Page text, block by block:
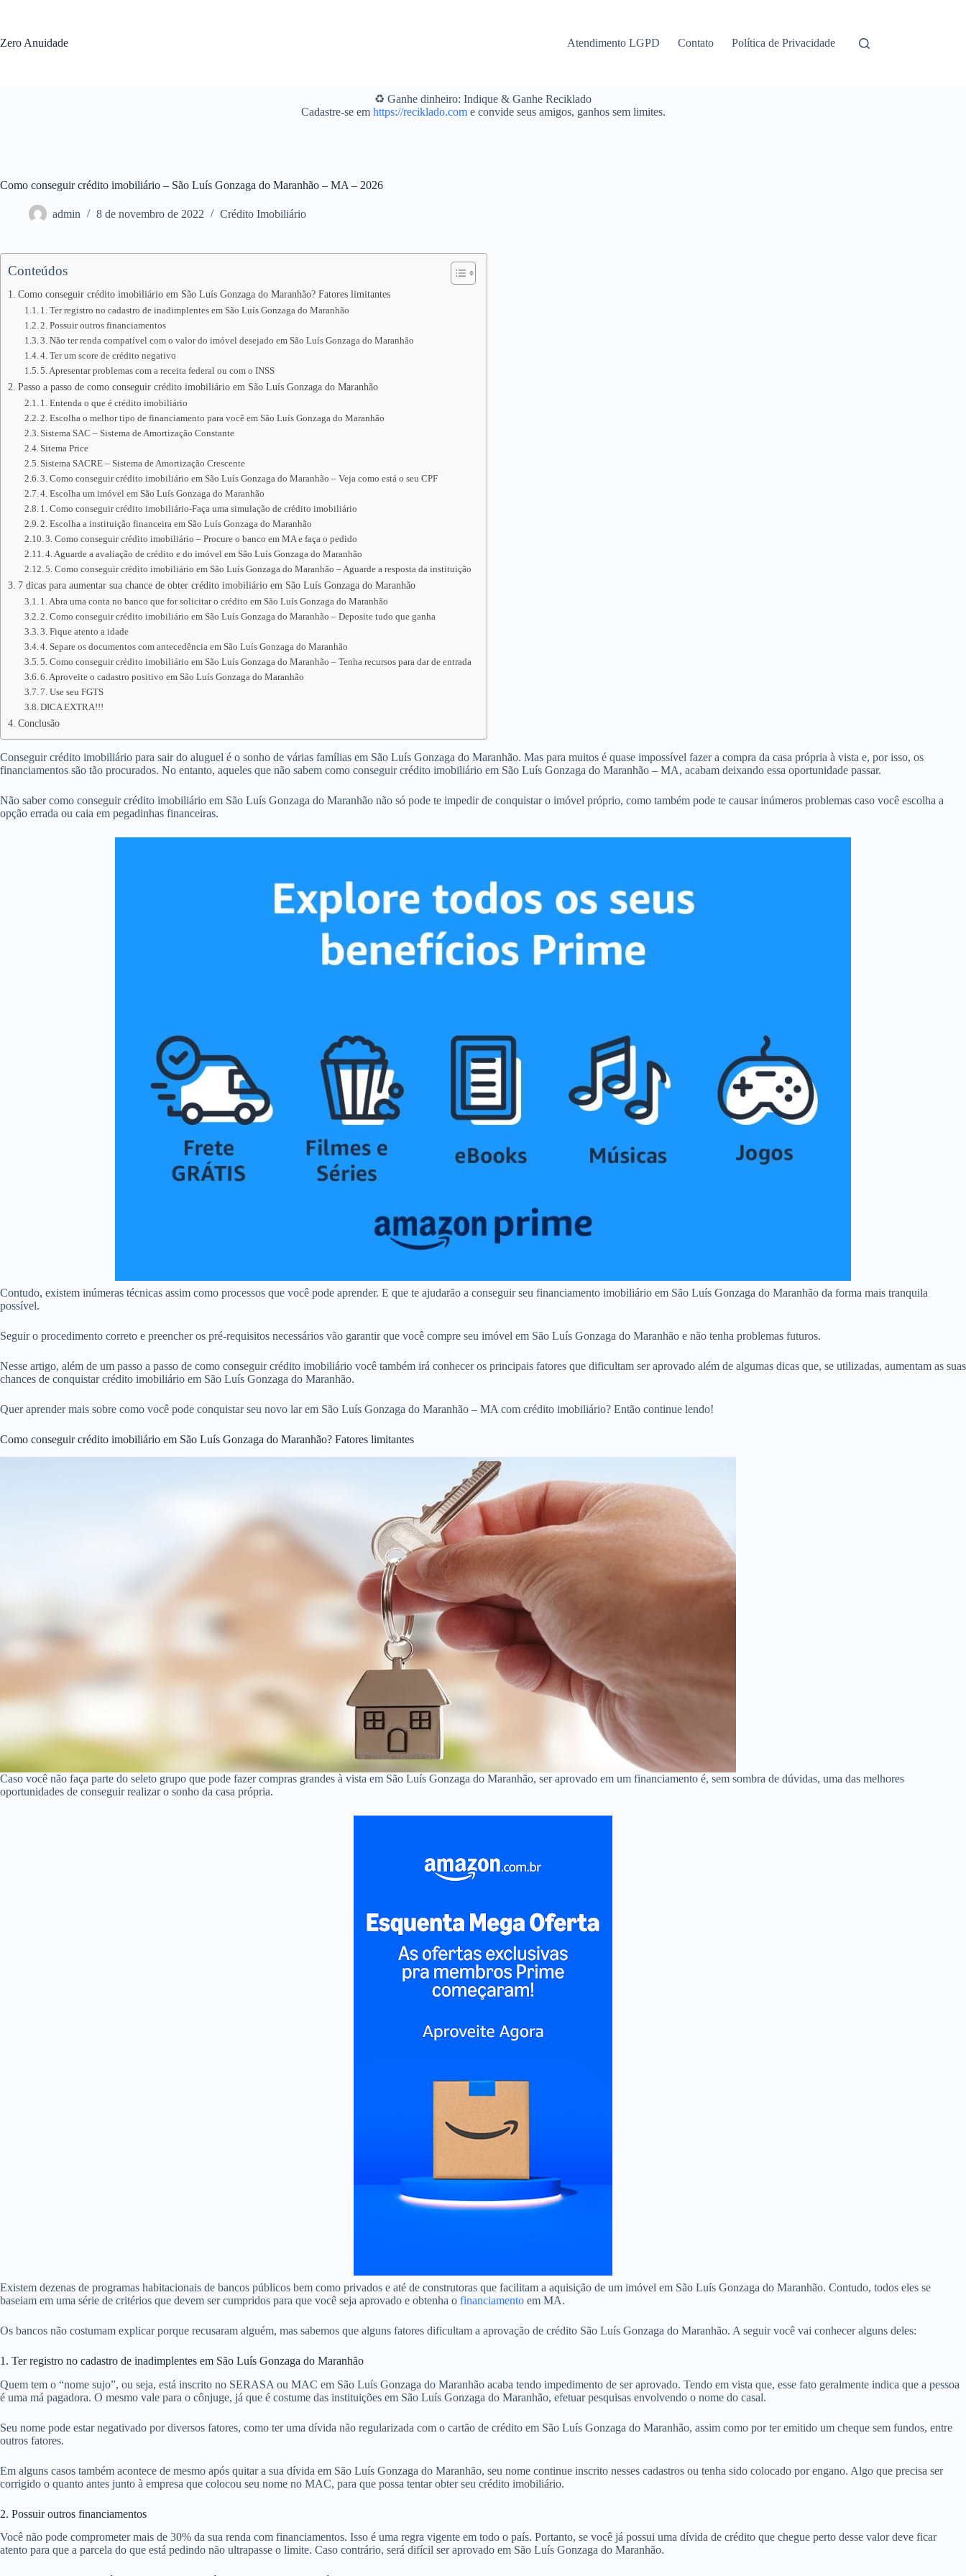
conteúdo
Zero Anuidade Atendimento LGPD Contato Política de Privacidade
♻️ Ganhe dinheiro: Indique & Ganhe Reciklado
Cadastre-se em https://reciklado.come convide seus amigos, ganhos sem limites.
Como conseguir crédito imobiliário – São Luís Gonzaga do Maranhão – MA – 2026
admin 8 de novembro de 2022 Crédito Imobiliário
Conteúdos
Como conseguir crédito imobiliário em São Luís Gonzaga do Maranhão? Fatores limitantes
1. Ter registro no cadastro de inadimplentes em São Luís Gonzaga do Maranhão
2. Possuir outros financiamentos
3. Não ter renda compatível com o valor do imóvel desejado em São Luís Gonzaga do Maranhão
4. Ter um score de crédito negativo
5. Apresentar problemas com a receita federal ou com o INSS
Passo a passo de como conseguir crédito imobiliário em São Luís Gonzaga do Maranhão
1. Entenda o que é crédito imobiliário
2. Escolha o melhor tipo de financiamento para você em São Luís Gonzaga do Maranhão
Sistema SAC – Sistema de Amortização Constante
Sitema Price
Sistema SACRE – Sistema de Amortização Crescente
3. Como conseguir crédito imobiliário em São Luís Gonzaga do Maranhão – Veja como está o seu CPF
4. Escolha um imóvel em São Luís Gonzaga do Maranhão
1. Como conseguir crédito imobiliário-Faça uma simulação de crédito imobiliário
2. Escolha a instituição financeira em São Luís Gonzaga do Maranhão
3. Como conseguir crédito imobiliário – Procure o banco em MA e faça o pedido
4. Aguarde a avaliação de crédito e do imóvel em São Luís Gonzaga do Maranhão
5. Como conseguir crédito imobiliário em São Luís Gonzaga do Maranhão – Aguarde a resposta da instituição
7 dicas para aumentar sua chance de obter crédito imobiliário em São Luís Gonzaga do Maranhão
1. Abra uma conta no banco que for solicitar o crédito em São Luís Gonzaga do Maranhão
2. Como conseguir crédito imobiliário em São Luís Gonzaga do Maranhão – Deposite tudo que ganha
3. Fique atento a idade
4. Separe os documentos com antecedência em São Luís Gonzaga do Maranhão
5. Como conseguir crédito imobiliário em São Luís Gonzaga do Maranhão – Tenha recursos para dar de entrada
6. Aproveite o cadastro positivo em São Luís Gonzaga do Maranhão
7. Use seu FGTS
DICA EXTRA!!!
Conclusão
Conseguir crédito imobiliário para sair do aluguel é o sonho de várias famílias em São Luís Gonzaga do Maranhão. Mas para muitos é quase impossível fazer a compra da casa própria à vista e, por isso, os
financiamentos são tão procurados. No entanto, aqueles que não sabem como conseguir crédito imobiliário em São Luís Gonzaga do Maranhão – MA, acabam deixando essa oportunidade passar.
Não saber como conseguir crédito imobiliário em São Luís Gonzaga do Maranhão não só pode te impedir de conquistar o imóvel próprio, como também pode te causar inúmeros problemas caso você escolha a
opção errada ou caia em pegadinhas financeiras.
Contudo, existem inúmeras técnicas assim como processos que você pode aprender. E que te ajudarão a conseguir seu financiamento imobiliário em São Luís Gonzaga do Maranhão da forma mais tranquila
possível.
Seguir o procedimento correto e preencher os pré-requisitos necessários vão garantir que você compre seu imóvel em São Luís Gonzaga do Maranhão e não tenha problemas futuros.
Nesse artigo, além de um passo a passo de como conseguir crédito imobiliário você também irá conhecer os principais fatores que dificultam ser aprovado além de algumas dicas que, se utilizadas, aumentam as suas
chances de conquistar crédito imobiliário em São Luís Gonzaga do Maranhão.
Quer aprender mais sobre como você pode conquistar seu novo lar em São Luís Gonzaga do Maranhão – MA com crédito imobiliário? Então continue lendo!
Como conseguir crédito imobiliário em São Luís Gonzaga do Maranhão? Fatores limitantes
Caso você não faça parte do seleto grupo que pode fazer compras grandes à vista em São Luís Gonzaga do Maranhão, ser aprovado em um financiamento é, sem sombra de dúvidas, uma das melhores
oportunidades de conseguir realizar o sonho da casa própria.
Existem dezenas de programas habitacionais de bancos públicos bem como privados e até de construtoras que facilitam a aquisição de um imóvel em São Luís Gonzaga do Maranhão. Contudo, todos eles se
baseiam em uma série de critérios que devem ser cumpridos para que você seja aprovado e obtenha o financiamento em MA.
Os bancos não costumam explicar porque recusaram alguém, mas sabemos que alguns fatores dificultam a aprovação de crédito São Luís Gonzaga do Maranhão. A seguir você vai conhecer alguns deles:
1. Ter registro no cadastro de inadimplentes em São Luís Gonzaga do Maranhão
Quem tem o “nome sujo”, ou seja, está inscrito no SERASA ou MAC em São Luís Gonzaga do Maranhão acaba tendo impedimento de ser aprovado. Tendo em vista que, esse fato geralmente indica que a pessoa
é uma má pagadora. O mesmo vale para o cônjuge, já que é costume das instituições em São Luís Gonzaga do Maranhão, efetuar pesquisas envolvendo o nome do casal.
Seu nome pode estar negativado por diversos fatores, como ter uma dívida não regularizada com o cartão de crédito em São Luís Gonzaga do Maranhão, assim como por ter emitido um cheque sem fundos, entre
outros fatores.
Em alguns casos também acontece de mesmo após quitar a sua dívida em São Luís Gonzaga do Maranhão, seu nome continue inscrito nesses cadastros ou tenha sido colocado por engano. Algo que precisa ser
corrigido o quanto antes junto à empresa que colocou seu nome no MAC, para que possa tentar obter seu crédito imobiliário.
2. Possuir outros financiamentos
Você não pode comprometer mais de 30% da sua renda com financiamentos. Isso é uma regra vigente em todo o país. Portanto, se você já possui uma dívida de crédito que chegue perto desse valor deve ficar
atento para que a parcela do que está pedindo não ultrapasse o limite. Caso contrário, será difícil ser aprovado em São Luís Gonzaga do Maranhão.